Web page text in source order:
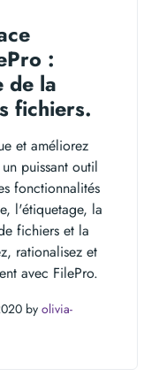
:
de la
fichiers.
et améliorez
puissant outil
fonctionnalités
l'étiquetage, la
fichiers et la
rationalisez et
avec FilePro.
byolivia-